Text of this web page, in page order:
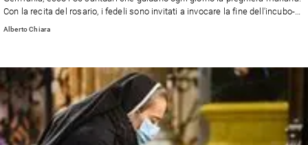
Con la recita del rosario, i fedeli sono invitati a invocare la fine dell'incubo-
Coronavirus. Il primo e il 31 maggio, apre e chiude papa Francesco. Su
Alberto Chiara